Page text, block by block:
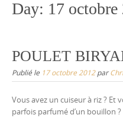
Day: 17 octobre
POULET
Publié le 17 octobre 2012par
Vous avez un cuiseur à riz ? Et
parfois parfumé d’un bouillon